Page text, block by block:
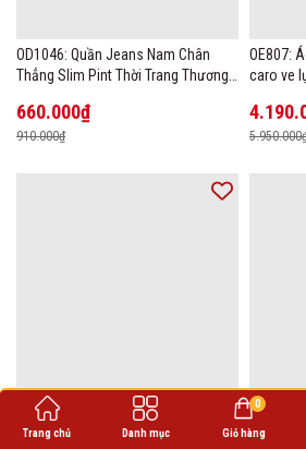
OD1046: Quần Jeans Nam Chân
Thẳng Slim Pint Thời Trang Thương
660.000₫
910.000₫
OE807:
caro ve
OE661: set bộ đồ thể thao nam cao
cấp atn
Mã
cấp
Trang chủ Danh mục Giỏ hàng
0